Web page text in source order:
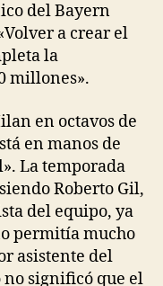
del Bayern
a crear el
la
millones».
en octavos de
en manos de
La temporada
Roberto Gil,
del equipo, ya
permitía mucho
asistente del
no significó que el